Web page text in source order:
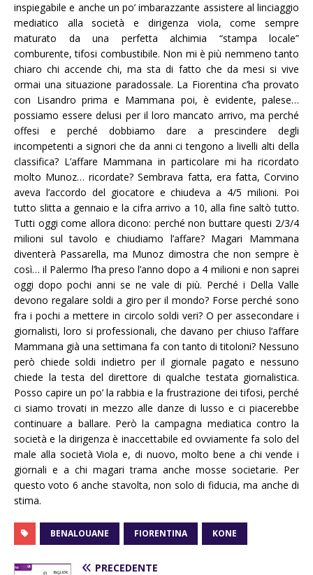
inspiegabile e anche un po’ imbarazzante assistere al linciaggio
mediatico alla società e dirigenza viola, come sempre
maturato da una perfetta alchimia “stampa locale”
comburente, tifosi combustibile. Non mi è più nemmeno tanto
chiaro chi accende chi, ma sta di fatto che da mesi si vive
ormai una situazione paradossale. La Fiorentina c’ha provato
con Lisandro prima e Mammana poi, è evidente, palese…
possiamo essere delusi per il loro mancato arrivo, ma perché
offesi e perché dobbiamo dare a prescindere degli
incompetenti a signori che da anni ci tengono a livelli alti della
classifica? L’affare Mammana in particolare mi ha ricordato
molto Munoz… ricordate? Sembrava fatta, era fatta, Corvino
aveva l’accordo del giocatore e chiudeva a 4/5 milioni. Poi
tutto slitta a gennaio e la cifra arrivo a 10, alla fine saltò tutto.
Tutti oggi come allora dicono: perché non buttare questi 2/3/4
milioni sul tavolo e chiudiamo l’affare? Magari Mammana
diventerà Passarella, ma Munoz dimostra che non sempre è
così… il Palermo l’ha preso l’anno dopo a 4 milioni e non saprei
oggi dopo pochi anni se ne vale di più. Perché i Della Valle
devono regalare soldi a giro per il mondo? Forse perché sono
fra i pochi a mettere in circolo soldi veri? O per assecondare i
giornalisti, loro si professionali, che davano per chiuso l’affare
Mammana già una settimana fa con tanto di titoloni? Nessuno
però chiede soldi indietro per il giornale pagato e nessuno
chiede la testa del direttore di qualche testata giornalistica.
Posso capire un po’ la rabbia e la frustrazione dei tifosi, perché
ci siamo trovati in mezzo alle danze di lusso e ci piacerebbe
continuare a ballare. Però la campagna mediatica contro la
società e la dirigenza è inaccettabile ed ovviamente fa solo del
male alla società Viola e, di nuovo, molto bene a chi vende i
giornali e a chi magari trama anche mosse societarie. Per
questo voto 6 anche stavolta, non solo di fiducia, ma anche di
stima.
BENALOUANE FIORENTINA KONE
PRECEDENTE